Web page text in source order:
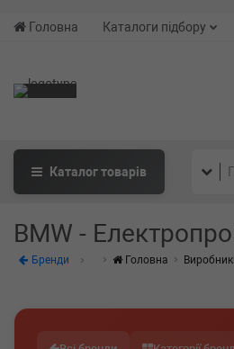
Головна Каталоги підбору
Каталогтоварів
BMW -
Бренди Головна